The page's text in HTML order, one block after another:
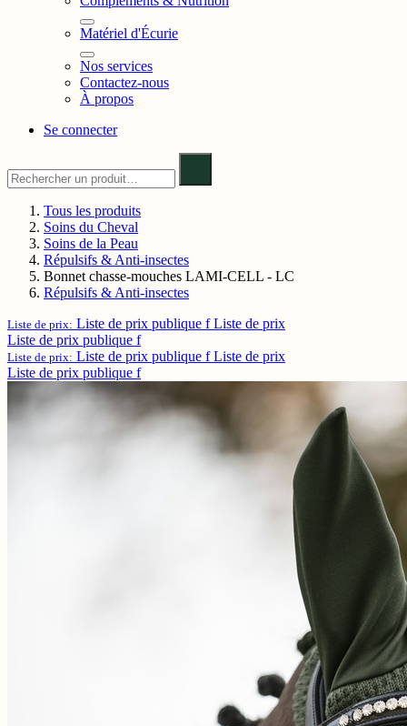
Matériel d'Écurie
Nos services
Contactez-nous
À propos
Se connecter
Tous les produits
Soins du Cheval
Soins de la Peau
Répulsifs & Anti-insectes
Bonnet chasse-mouches LAMI-CELL - LC
Répulsifs & Anti-insectes
Liste de prix: Liste de prix publique f Liste de prix
Liste de prix publique f
Liste de prix: Liste de prix publique f Liste de prix
Liste de prix publique f